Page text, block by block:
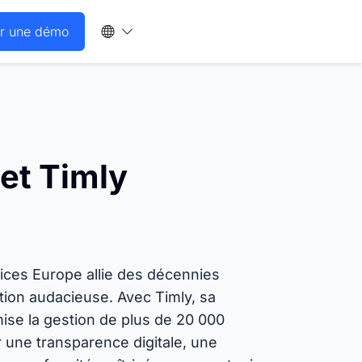
et restauration
Grâce au système de ticketing
intégré, signalez les besoins de
maintenance et assurez la
disponibilité du matériel.
Système de commandes
Philips
Euromaster
une démo
Français
Timly
Europe allie des décennies
audacieuse. Avec Timly, sa
la gestion de plus de 20 000
transparence digitale, une